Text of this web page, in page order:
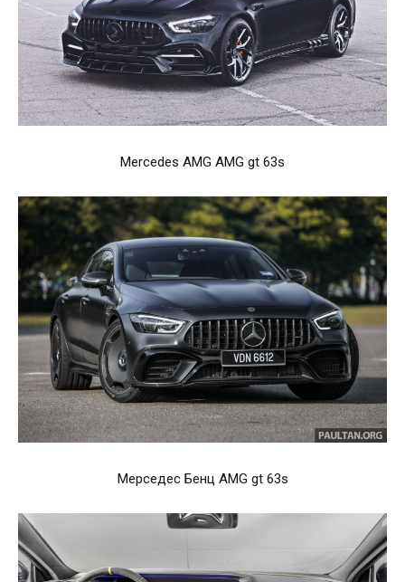
Mercedes AMG AMG gt 63s
Мерседес Бенц AMG gt 63s